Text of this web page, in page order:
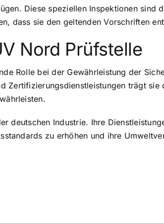
Diese speziellen Inspektionen sind
dass sie den geltenden Vorschriften
Nord Prüfstelle
Rolle bei der Gewährleistung der
Zertifizierungsdienstleistungen trägt
deutschen Industrie. Ihre
zu erhöhen und ihre